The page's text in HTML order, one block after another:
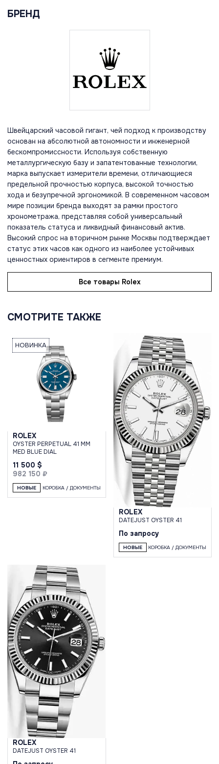
БРЕНД
Швейцарский часовой гигант, чей подход к производству
основан на абсолютной автономности и инженерной
бескомпромиссности. Используя собственную
металлургическую базу и запатентованные технологии,
марка выпускает измерители времени, отличающиеся
предельной прочностью корпуса, высокой точностью
хода и безупречной эргономикой. В современном часовом
мире позиции бренда выходят за рамки простого
хронометража, представляя собой универсальный
показатель статуса и ликвидный финансовый актив.
Высокий спрос на вторичном рынке Москвы подтверждает
статус этих часов как одного из наиболее устойчивых
ценностных ориентиров в сегменте премиум.
Все товары Rolex
СМОТРИТЕ ТАКЖЕ
НОВИНКА
ROLEX
OYSTER PERPETUAL 41 MM
MED BLUE DIAL
11 500 $
982 150 ₽
НОВЫЕ КОРОБКА / ДОКУМЕНТЫ
ROLEX
DATEJUST OYSTER 41
По запросу
НОВЫЕ КОРОБКА / ДОКУМЕНТЫ
ROLEX
DATEJUST OYSTER 41